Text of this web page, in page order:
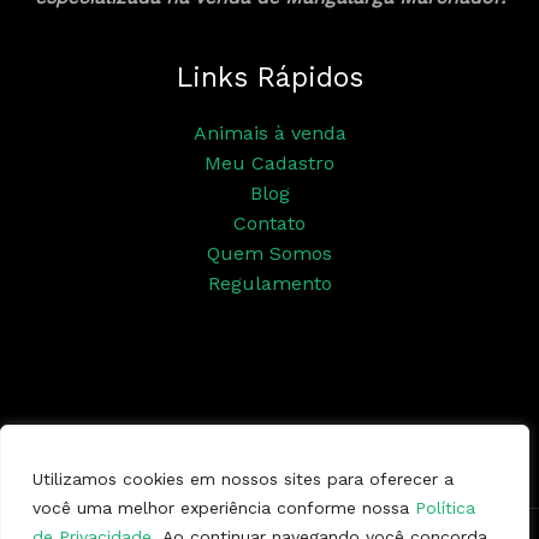
Utilizamos cookies em nossos sites para oferecer a
você uma melhor experiência conforme nossa Política
Links Rápidos
Animais à venda
Meu Cadastro
Blog
Contato
Quem Somos
Regulamento